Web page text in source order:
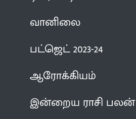
வானிலை
பட்ஜெட் 2023-24
ஆரோக்கியம்
இன்றைய ராசி பலன்